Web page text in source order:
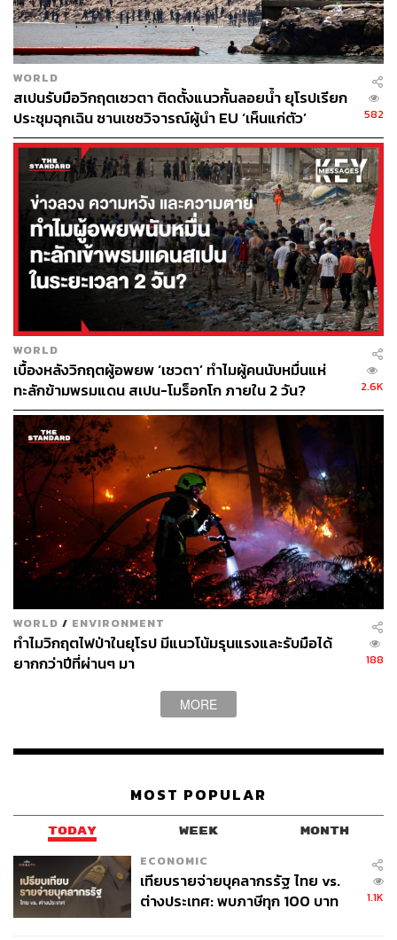
“หากสภาแคว้นยังยืนยันที่จะให้นายการ์เลสเป็นผู้นำแคว้นอีก
สมัย อาจจะมีการเจรจาพูดคุยจนเกิดข้อตกลงในลักษณะที่
รอมชอมกันมากยิ่งขึ้น ระหว่างรัฐบาลกาตาลุญญาและ
รัฐบาลสเปน ซึ่งผู้นำแคว้นอาจจะต้องยินยอมและไม่ปล่อยให้
สถานการณ์บานปลายไปจนถึงขั้นประกาศเอกราชแต่เพียง
ฝ่ายเดียวอีก เพื่อแลกเปลี่ยนกับการเดินทางกลับเข้าประเทศ
ได้อย่างปลอดภัย”
โดยสภาแคว้นกาตาลุญญาชุดใหม่มีกำหนดการจะเปิด
ประชุมสภาครั้งแรกในวันที่ 17 มกราคมนี้ เพื่อพูดคุยหารือ
ในประเด็นต่างๆ และกำหนดทิศทางการบริหารวันต่อวัน รวม
ถึงจะลงมติเลือกผู้นำแคว้นกาตาลุญญาคนใหม่ภายในวันที่
อ่านบทความที่เกี่ยวข้องได้ที่
thestandard.co/category/news/world
เจาะลึกเลือกตั้งกาตาลุญญา 7 ผู้สมัครกับอนาคตของช
Photo: AFP
อ้างอิง:
www.independent.co.uk/news/world/europe/spain-ca
talonia-direct-rule-carles-puigdesmont-brussels-gove
rn-remote-belgium-mariano-rajoy-madrid-a8159801.
html
www.englishradionews.com/news/spain/catalonia/ca
talonian-independence-referendum/rajoy-warns-that-
catalonia-cannot-be-governed-by-skype
www.sbs.com.au/news/spain-warns-puigdemont-aga
inst-governing-catalonia-from-afar
www.presstv.com/Detail/2018/01/15/549025/Catalon
ia-Rajoy-direct-rule-Carles-Puigdemont
TAGS: Spain Catalonia แคว้นกาตาลุญญา
WORLD
สเปนรับมือวิกฤตเซวตา ติดตั้งแนวกั้นลอยน้ำ ยุโรปเรียก
ประชุมฉุกเฉิน ซานเชซวิจารณ์ผู้นำ EU ‘เห็นแก่ตัว’
582
WORLD
เบื้องหลังวิกฤตผู้อพยพ ‘เซวตา’ ทำไมผู้คนนับหมื่นแห่
ทะลักข้ามพรมแดน สเปน-โมร็อกโก ภายใน 2 วัน?
2.6K
WORLD / ENVIRONMENT
ทำไมวิกฤตไฟป่าในยุโรป มีแนวโน้มรุนแรงและรับมือได้
ยากกว่าปีที่ผ่านๆ มา
188
MORE
MOST POPULAR
TODAY WEEK MONTH
ECONOMIC
เทียบรายจ่ายบุคลากรรัฐ ไทย vs.
ต่างประเทศ: พบภาษีทุก 100 บาท
1.1K